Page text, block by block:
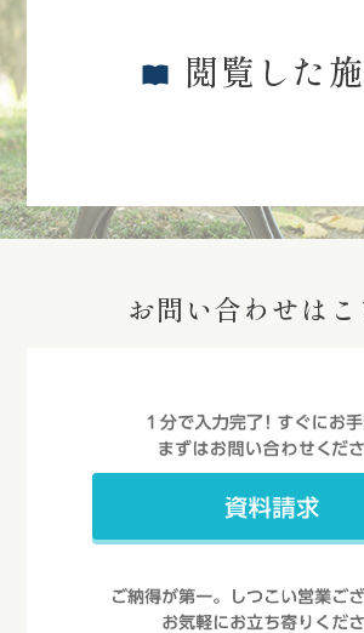
閲覧した
お問い合わせはこ